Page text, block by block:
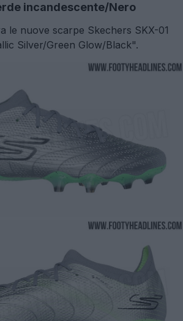
incandescente/Nero
le nuove scarpe Skechers SKX-01
Silver/Green Glow/Black".